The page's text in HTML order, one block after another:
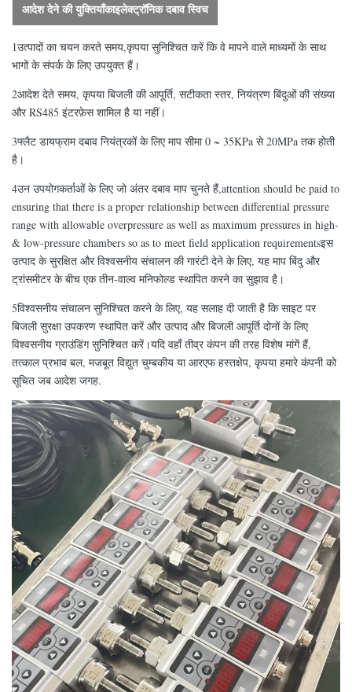
आदेश देने की युक्तियाँकाइलेक्ट्रॉनिक दबाव स्विच
1उत्पादों का चयन करते समय,कृपया सुनिश्चित करें कि वे मापने वाले माध्यमों के साथ
भागों के संपर्क के लिए उपयुक्त हैं।
2आदेश देते समय, कृपया बिजली की आपूर्ति, सटीकता स्तर, नियंत्रण बिंदुओं की संख्या
और RS485 इंटरफ़ेस शामिल है या नहीं।
3फ्लैट डायफ्राम दबाव नियंत्रकों के लिए माप सीमा 0 ~ 35KPa से 20MPa तक होती
है।
4उन उपयोगकर्ताओं के लिए जो अंतर दबाव माप चुनते हैं,attention should be paid to
ensuring that there is a proper relationship between differential pressure
range with allowable overpressure as well as maximum pressures in high-
& low-pressure chambers so as to meet field application requirementsइस
उत्पाद के सुरक्षित और विश्वसनीय संचालन की गारंटी देने के लिए, यह माप बिंदु और
ट्रांसमीटर के बीच एक तीन-वाल्व मनिफोल्ड स्थापित करने का सुझाव है।
5विश्वसनीय संचालन सुनिश्चित करने के लिए, यह सलाह दी जाती है कि साइट पर
बिजली सुरक्षा उपकरण स्थापित करें और उत्पाद और बिजली आपूर्ति दोनों के लिए
विश्वसनीय ग्राउंडिंग सुनिश्चित करें।यदि वहाँ तीव्र कंपन की तरह विशेष मांगें हैं,
तत्काल प्रभाव बल, मजबूत विद्युत चुम्बकीय या आरएफ हस्तक्षेप, कृपया हमारे कंपनी को
सूचित जब आदेश जगह.